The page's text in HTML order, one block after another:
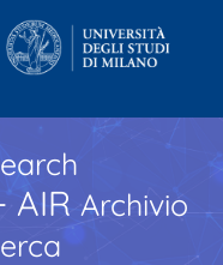
AIR Archivio